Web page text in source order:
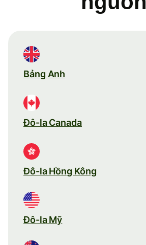
Bảng Anh
Đô-la Canada
Đô-la Hồng Kông
Đô-la Mỹ